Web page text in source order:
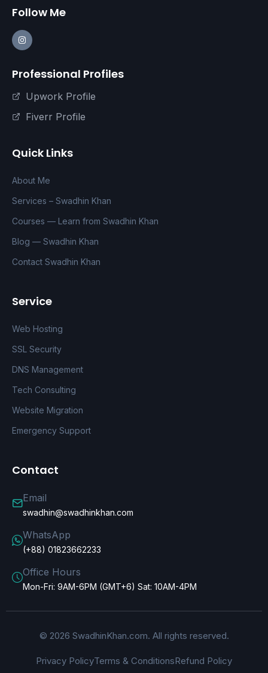
Follow Me
Professional Profiles
Upwork Profile
Fiverr Profile
Quick Links
About Me
Services – Swadhin Khan
Courses — Learn from Swadhin Khan
Blog — Swadhin Khan
Contact Swadhin Khan
Service
Web Hosting
SSL Security
DNS Management
Tech Consulting
Website Migration
Emergency Support
Contact
Email
swadhin@swadhinkhan.com
WhatsApp
(+88) 01823662233
Office Hours
Mon-Fri: 9AM-6PM (GMT+6) Sat: 10AM-4PM
© 2026 SwadhinKhan.com. All rights reserved.
Privacy PolicyTerms & ConditionsRefund Policy